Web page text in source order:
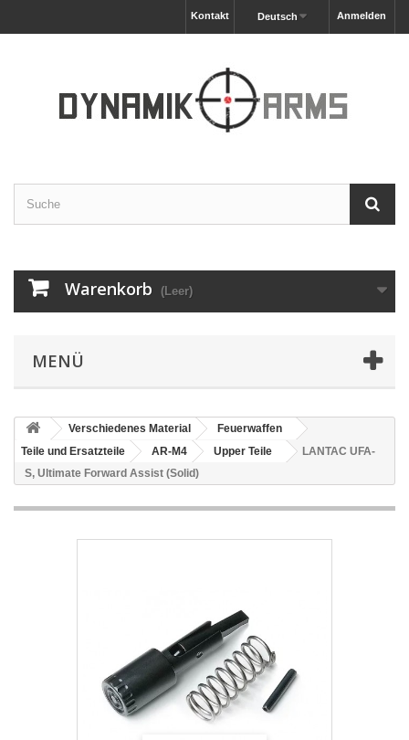
Anmelden
Deutsch
Kontakt
Warenkorb (Leer)
MENÜ
Verschiedenes Material
Feuerwaffen
Teile und Ersatzteile
AR-M4 Upper Teile
LANTAC UFA-
S, Ultimate Forward Assist (Solid)